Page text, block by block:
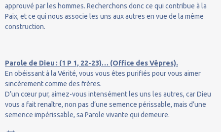
approuvé par les hommes. Recherchons donc ce qui contribue à la
Paix, et ce qui nous associe les uns aux autres en vue de la même
construction.
Parole de Dieu : (1 P 1, 22-23)… (Office des Vêpres).
En obéissant à la Vérité, vous vous êtes purifiés pour vous aimer
sincèrement comme des frères.
D’un cœur pur, aimez-vous intensément les uns les autres, car Dieu
vous a fait renaître, non pas d’une semence périssable, mais d’une
semence impérissable, sa Parole vivante qui demeure.